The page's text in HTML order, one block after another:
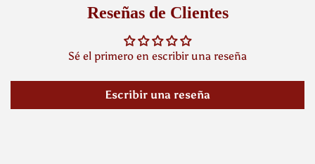
Reseñas de Clientes
Sé el primero en escribir una reseña
Escribir una reseña